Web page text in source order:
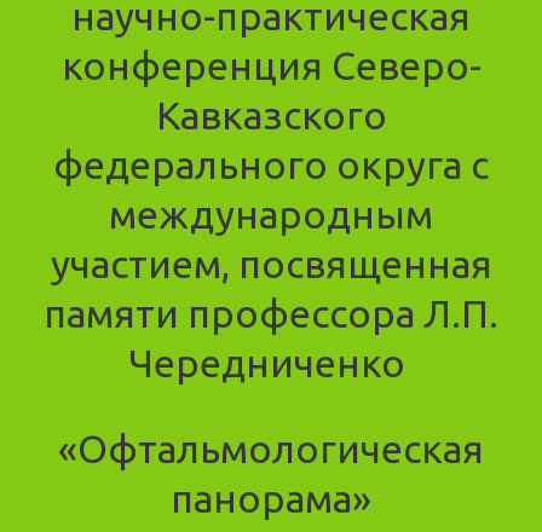
научно-практическая
конференция Северо-
Кавказского
федерального округа с
международным
участием, посвященная
памяти профессора Л.П.
Чередниченко
«Офтальмологическая
панорама»